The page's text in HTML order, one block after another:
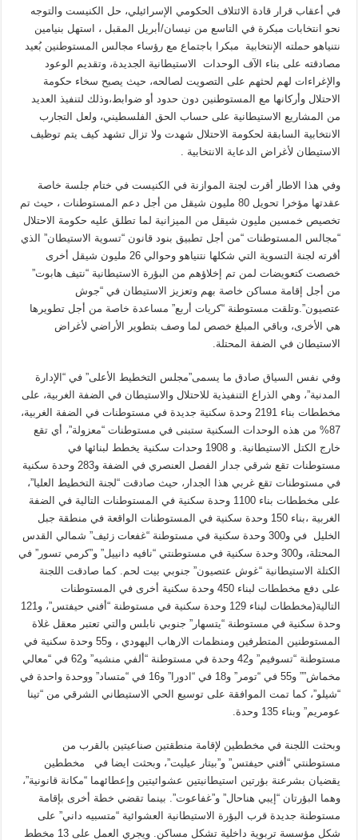
في أعقاب قرار قادة الائتلاف الحكومي الإسرائيلي، حل الكنيست والتوجه
نحو انتخابات مبكرة في التاسع من نيسان/أبريل المقبل ، استهل بنيامين
نتنياهو حملته الإنتخابية مبكرا باجتماع مع رؤساء مجالس المستوطنين بُعيد
مصادقته على بناء الآف الوحدات الاستيطانية الجديدة، وتقديم الوعود
والإغراءات لهم لحثهم على التصويت لصالحه، حيث يصبح سخاء حكومة
الاحتلال وأركانها مع المستوطنين دون حدود أو ضوابط،وذلك لتنفيذ العديد
من المشاريع الاستيطانية على حساب الحق الفلسطيني، ولعل التجارب
الانتخابية السابقة لحكومة الاحتلال شهدت ولا تزال تشهد كيف يتم توظيف
الاستيطان لأغراض الدعاية الانتخابية .
وفي هذا الاطار أقرت لجنة الموازنة في الكنيست في ختام جلسة خاصة
عقدتها مؤخرا تحويل 80 مليون شيقل من أجل دعم المستوطنات ، حيث تم
تخصيص خمسين مليون شيقل من الميزانية لما تطلق عليه حكومة الاحتلال
“مجالس المستوطنات “من أجل تطبيق بنود قانون “تسوية الاستيطان” الذي
أقرته لجنة التسوية التي شكلها نتنياهو وحوالي 26 مليون شيقل أخرى
خصصت كتعويضات لمن تم إخلاؤهم من البؤرة الاستيطانية “نتيف هابوت”
من أجل إقامة مساكن خاصة بهم وتعزيز الاستيطان في “جوش
عتصيون”.وتلقت مستوطنة “كريات أربع” مساعدة خاصة من أجل تطويرها
هي الأخرى، وباقي المبلغ خصص لما وصف بتطوير الأراضي لأغراض
الاستيطان في الضفة المحتلة.
وفي نفس السياق صادق ما يسمى”مجلس التخطيط الأعلى” في “الإدارة
المدنية”، وهي الذراع التنفيذية للاحتلال والاستيطان في الضفة الغربية، على
مخططات بناء 2191 وحدة سكنية جديدة في مستوطنات في الضفة الغربية،
87% من هذه الوحدات السكنية ستبنى في مستوطنات “معزولة”، أي تقع
خارج الكتل الاستيطانية. و 1908 وحدات سكنية يخطط لبنائها في
مستوطنات تقع شرقي جدار الفصل العنصري في الضفة و283 وحدة سكنية
في مستوطنات تقع غربي هذا الجدار، حيث صادقت “لجنة التخطيط العليا”،
على مخططات بناء 1100 وحدة سكنية في المستوطنات التالية في الضفة
الغربية ،بناء 150 وحدة سكنية في المستوطنات الواقعة في منطقة جبل
الخليل في و300 وحدة سكنية في مستوطنة “غفعات زئيف” شمالي القدس
المحتلة، و300 وحدة سكنية في مستوطنتي “نافيه دانييل” و”كرمي تسور” في
الكتلة الاستيطانية “غوش عتصيون” جنوبي بيت لحم. كما صادقت اللجنة
على دفع مخططات لبناء 450 وحدة سكنية أخرى في المستوطنات
التالية(مخططات لبناء 129 وحدة سكنية في مستوطنة “أفني حيفتس”، و121
وحدة سكنية في مستوطنة “يتسهار” جنوبي نابلس والتي تعتبر معقل غلاة
المستوطنين المتطرفين ومنظمات الارهاب اليهودي ، و55 وحدة سكنية في
مستوطنة “تسوفيم” و42 وحدة في مستوطنة “ألفي منشيه” و62 في “معالي
مخماش”” و55 في “تومر” و18 في “ادورا” و16 في “متساد” ووحدة واحدة في
“شيلو”، كما تمت الموافقة على توسيع الحي الاستيطاني الشرقي من “تينا
عومريم” وبناء 135 وحدة.
وبحثت اللجنة في مخططين لإقامة منطقتين صناعيتين بالقرب من
مستوطنتي “أفني حيفتس” و”بيتار عيليت”، وبحثت ايضا في مخططين
يقضيان بشرعنة بؤرتين استيطانيتين عشوائيتين وإعطائهما “مكانة قانونية”،
وهما البؤرتان “إيبي هناحال” و”غفاعوت”. بينما تقضي خطة أخرى بإقامة
مستوطنة جديدة قرب البؤرة الاستيطانية العشوائية “متسبيه داني” على
شكل مؤسسة تربوية داخلية تشكل مساكن. ويجري العمل على 13 مخطط